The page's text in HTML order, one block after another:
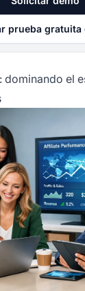
prueba gratuita
dominando el